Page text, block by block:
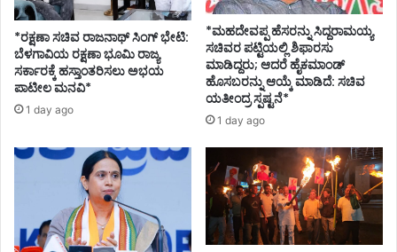
*ರಕ್ಷಣಾ ಸಚಿವ ರಾಜನಾಥ್ ಸಿಂಗ್ ಭೇಟಿ:
ಬೆಳಗಾವಿಯ ರಕ್ಷಣಾ ಭೂಮಿ ರಾಜ್ಯ
ಸರ್ಕಾರಕ್ಕೆ ಹಸ್ತಾಂತರಿಸಲು ಅಭಯ
ಪಾಟೀಲ ಮನವಿ*
1 day ago
*ಮಹದೇವಪ್ಪ ಹೆಸರನ್ನು ಸಿದ್ದರಾಮಯ್ಯ
ಸಚಿವರ ಪಟ್ಟಿಯಲ್ಲಿ ಶಿಫಾರಸು
ಮಾಡಿದ್ದರು; ಆದರೆ ಹೈಕಮಾಂಡ್
ಹೊಸಬರನ್ನು ಆಯ್ಕೆ ಮಾಡಿದೆ: ಸಚಿವ
ಯತೀಂದ್ರ ಸ್ಪಷ್ಟನೆ*
1 day ago